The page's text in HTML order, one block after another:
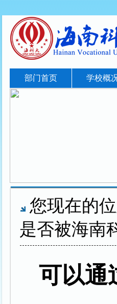
部门首页 学校概
您现在的
是否被海南
可以通